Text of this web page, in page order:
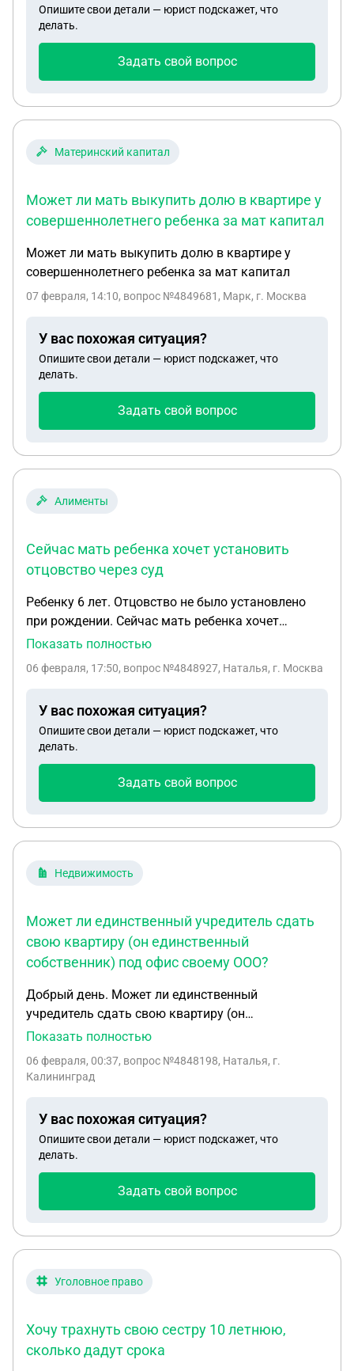
прописала у себя. Разъясните , пожалуйста, как
это сделать и какие юридические последствия. Я
Опишите свои детали — юрист подскажет, что
делать.
Задать свой вопрос
Материнский капитал
Может ли мать выкупить долю в квартире у
совершеннолетнего ребенка за мат капитал
Может ли мать выкупить долю в квартире у
совершеннолетнего ребенка за мат капитал
07 февраля, 14:10, вопрос №4849681, Марк, г. Москва
У вас похожая ситуация?
Опишите свои детали — юрист подскажет, что
делать.
Задать свой вопрос
Алименты
Сейчас мать ребенка хочет установить
отцовство через суд
Ребенку 6 лет. Отцовство не было установлено
при рождении. Сейчас мать ребенка хочет
установить отцовство через суд. И,
Если суд удовлетворит оба требования матери, то
алиментов.? Спасибо за ответ.
Показать полностью
06 февраля, 17:50, вопрос №4848927, Наталья, г. Москва
У вас похожая ситуация?
Опишите свои детали — юрист подскажет, что
делать.
Задать свой вопрос
Недвижимость
Может ли единственный учредитель сдать
свою квартиру (он единственный
собственник) под офис своему ООО?
Добрый день. Может ли единственный
учредитель сдать свою квартиру (он
единственный собственник) под офис своему
участвует, то оплата коммунальных платежей
Показать полностью
06 февраля, 00:37, вопрос №4848198, Наталья, г.
Калининград
У вас похожая ситуация?
Опишите свои детали — юрист подскажет, что
делать.
Задать свой вопрос
Уголовное право
Хочу трахнуть свою сестру 10 летнюю,
сколько дадут срока